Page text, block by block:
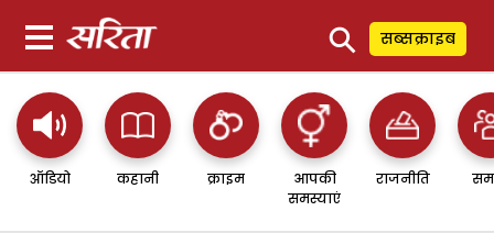
⚲ सब्सक्राइब
ऑडियो कहानी क्राइम
आपकी
समस्याएं
राजनीति